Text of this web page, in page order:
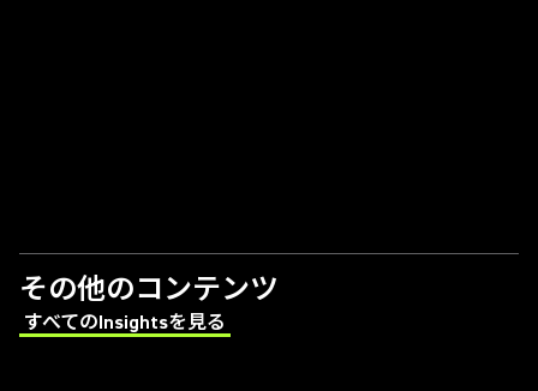
その他のコンテンツ
すべてのInsightsを見る
(Opens in a new tab)